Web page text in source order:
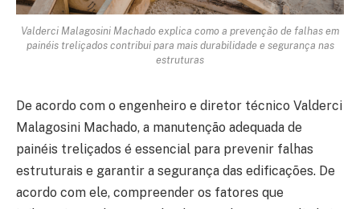
Valderci Malagosini Machado explica como a prevenção de falhas em
painéis treliçados contribui para mais durabilidade e segurança nas
estruturas
De acordo com o engenheiro e diretor técnico Valderci
Malagosini Machado, a manutenção adequada de
painéis treliçados é essencial para prevenir falhas
estruturais e garantir a segurança das edificações. De
acordo com ele, compreender os fatores que